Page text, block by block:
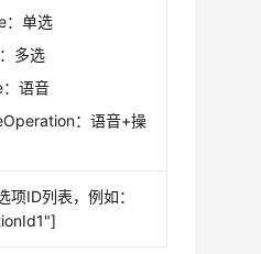
：单选
多选
语音
：语音+操
项ID列表，例如：